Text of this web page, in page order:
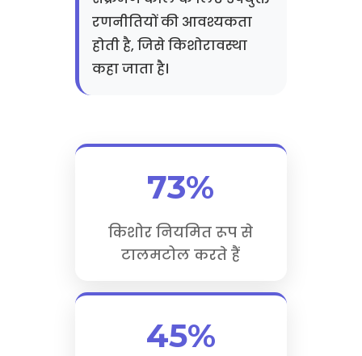
रणनीतियों की आवश्यकता
होती है, जिसे किशोरावस्था
कहा जाता है।
73%
किशोर नियमित रूप से
टालमटोल करते हैं
45%